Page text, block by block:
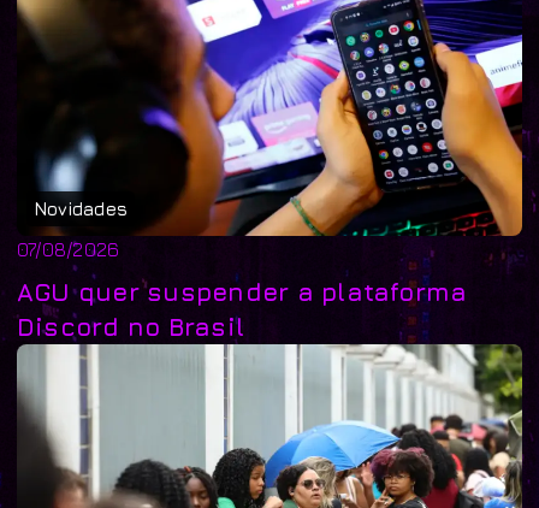
Novidades
07/08/2026
AGU quer suspender a plataforma
Discord no Brasil